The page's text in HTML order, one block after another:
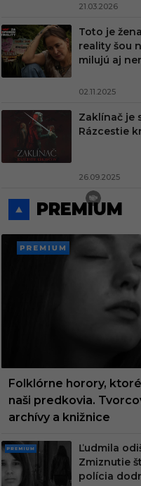
21.03.2026
Toto je
reality šou
milujú aj
02.11.2025
Zaklínač je
Rázcestie
26.09.2025
PREMIUM
PREMI
Folklórne horory,
naši predkovia.
archívy a knižnice
PRE
MIU
Ľudmila
Zmiznutie
polícia